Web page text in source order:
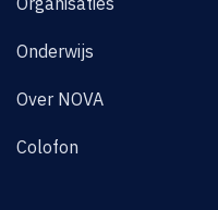
Onderwijs
Over NOVA
Colofon